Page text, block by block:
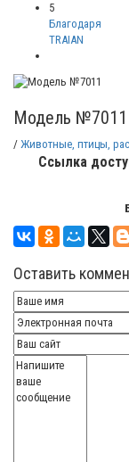
5
Благодаря
TRAIAN
Модель №7011
/ Животные, птицы,
Ссылка
Оставить